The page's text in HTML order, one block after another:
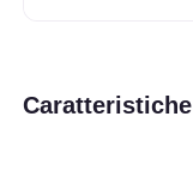
Caratteristiche